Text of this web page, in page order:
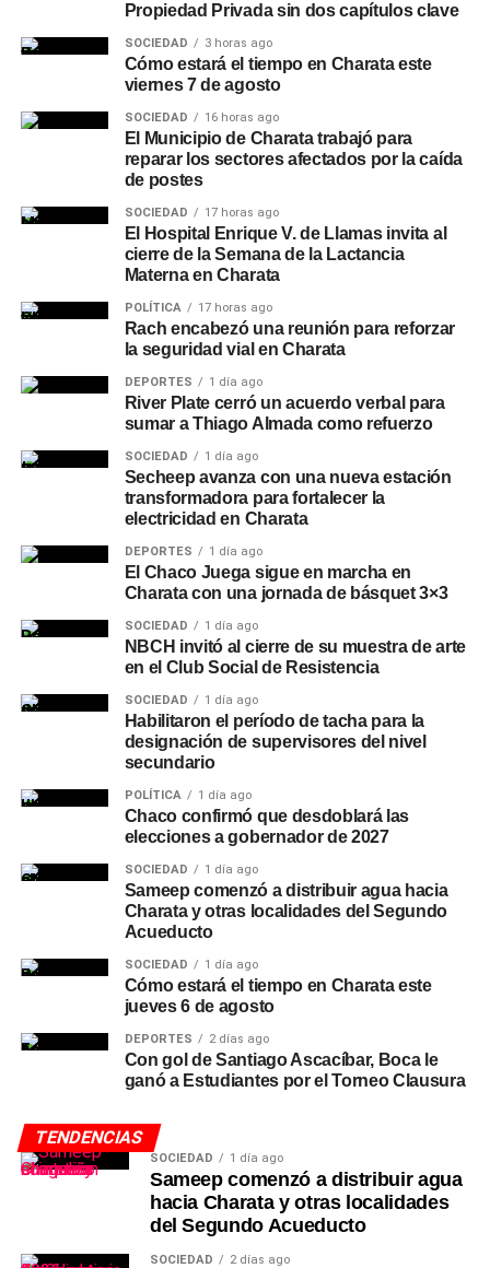
Propiedad Privada sin dos capítulos clave
SOCIEDAD 3 horas ago
Cómo estará el tiempo en Charata este
viernes 7 de agosto
SOCIEDAD 16 horas ago
El Municipio de Charata trabajó para
reparar los sectores afectados por la caída
de postes
SOCIEDAD 17 horas ago
El Hospital Enrique V. de Llamas invita al
cierre de la Semana de la Lactancia
Materna en Charata
POLÍTICA 17 horas ago
Rach encabezó una reunión para reforzar
la seguridad vial en Charata
DEPORTES 1 día ago
River Plate cerró un acuerdo verbal para
sumar a Thiago Almada como refuerzo
SOCIEDAD 1 día ago
Secheep avanza con una nueva estación
transformadora para fortalecer la
electricidad en Charata
DEPORTES 1 día ago
El Chaco Juega sigue en marcha en
Charata con una jornada de básquet 3×3
SOCIEDAD 1 día ago
NBCH invitó al cierre de su muestra de arte
en el Club Social de Resistencia
SOCIEDAD 1 día ago
Habilitaron el período de tacha para la
designación de supervisores del nivel
secundario
POLÍTICA 1 día ago
Chaco confirmó que desdoblará las
elecciones a gobernador de 2027
SOCIEDAD 1 día ago
Sameep comenzó a distribuir agua hacia
Charata y otras localidades del Segundo
Acueducto
SOCIEDAD 1 día ago
Cómo estará el tiempo en Charata este
jueves 6 de agosto
DEPORTES 2 días ago
Con gol de Santiago Ascacíbar, Boca le
ganó a Estudiantes por el Torneo Clausura
TENDENCIAS
SOCIEDAD 1 día ago
Sameep comenzó a distribuir agua
hacia Charata y otras localidades
del Segundo Acueducto
SOCIEDAD 2 días ago